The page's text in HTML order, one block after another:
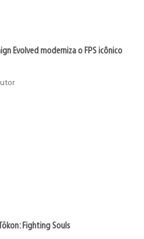
Evolved moderniza o FPS icônico
Fighting Souls